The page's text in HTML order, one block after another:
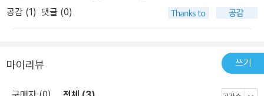
공감 (1) 댓글 (0)
마이리뷰 쓰기